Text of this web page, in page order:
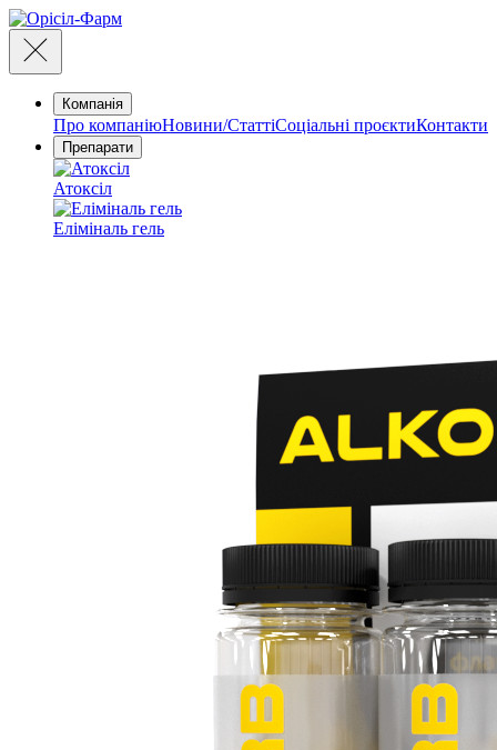
Компанія
Про компаніюНовини/СтаттіСоціальні проєктиКонтакти
Препарати
Атоксіл
Еліміналь гель